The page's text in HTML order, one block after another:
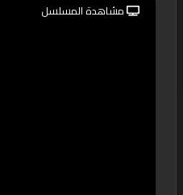
مشاهدة المسلسل